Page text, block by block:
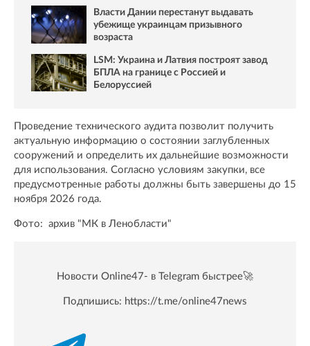
Власти Дании перестанут выдавать
убежище украинцам призывного
возраста
LSM: Украина и Латвия построят завод
БПЛА на границе с Россией и
Белоруссией
Проведение технического аудита позволит получить
актуальную информацию о состоянии заглубленных
сооружений и определить их дальнейшие возможности
для использования. Согласно условиям закупки, все
предусмотренные работы должны быть завершены до 15
ноября 2026 года.
Фото: архив "МК в Ленобласти"
Новости Online47- в Telegram быстрее🚀
Подпишись: https://t.me/online47news